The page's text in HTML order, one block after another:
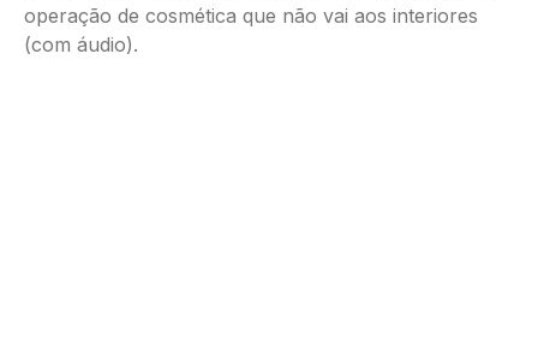
operação de cosmética que não vai aos interiores
(com áudio).